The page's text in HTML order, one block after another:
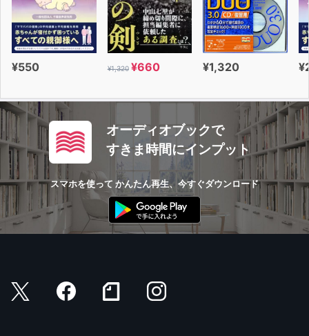
¥550 ¥1,320 ¥660 ¥1,320
オーディオブックで
すきま時間にインプット
スマホを使って かんたん再生、今すぐダウンロード